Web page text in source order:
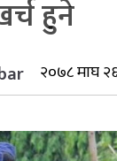
हुने
२०७८ माघ